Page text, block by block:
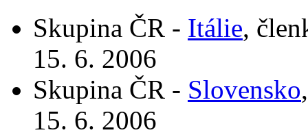
Skupina ČR - Itálie,
15. 6. 2006
Skupina ČR - Slovensko
15. 6. 2006